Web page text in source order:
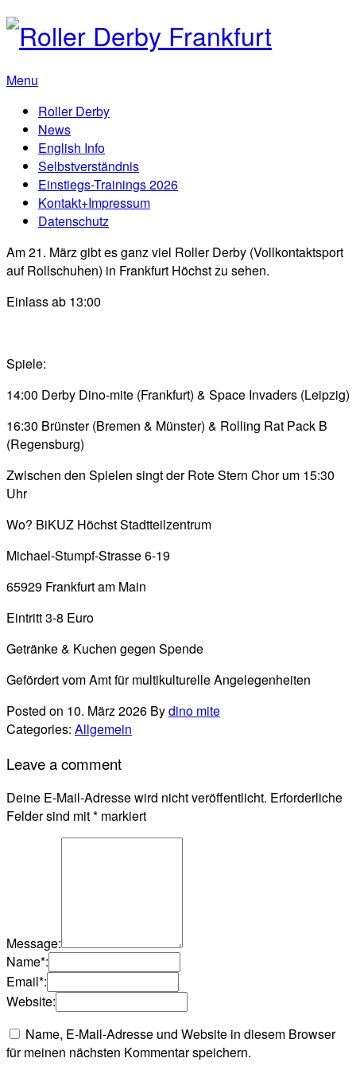
Menu
Roller Derby
News
English Info
Selbstverständnis
Einstiegs-Trainings 2026
Kontakt+Impressum
Datenschutz
Am 21. März gibt es ganz viel Roller Derby (Vollkontaktsport
auf Rollschuhen) in Frankfurt Höchst zu sehen.
Einlass ab 13:00
Spiele:
14:00 Derby Dino-mite (Frankfurt) & Space Invaders (Leipzig)
16:30 Brünster (Bremen & Münster) & Rolling Rat Pack B
(Regensburg)
Zwischen den Spielen singt der Rote Stern Chor um 15:30
Uhr
Wo? BiKUZ Höchst Stadtteilzentrum
Michael-Stumpf-Strasse 6-19
65929 Frankfurt am Main
Eintritt 3-8 Euro
Getränke & Kuchen gegen Spende
Gefördert vom Amt für multikulturelle Angelegenheiten
Posted on 10. März 2026 Bydino mite
Categories: Allgemein
Leave a comment
Deine E-Mail-Adresse wird nicht veröffentlicht. Erforderliche
Felder sind mit* markiert
Message:
Name*:
Email*:
Website:
Name, E-Mail-Adresse und Website in diesem Browser
für meinen nächsten Kommentar speichern.